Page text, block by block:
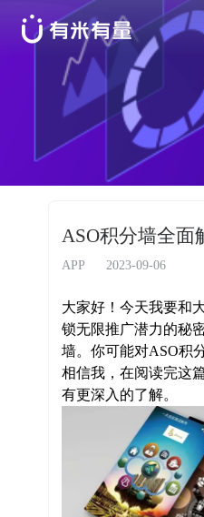
苹果应用
安卓应用
行
ASO积分墙全面
APP 2023-09-06
大家好！今天我要和
锁无限推广潜力的秘
墙。你可能对ASO积
相信我，在阅读完这
有更深入的了解。